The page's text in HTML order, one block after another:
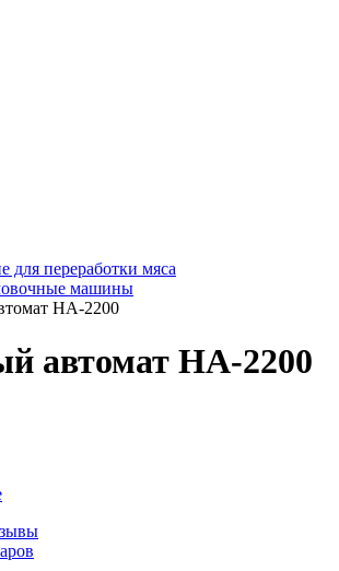
для переработки мяса
машины
HA-2200
автомат HA-2200